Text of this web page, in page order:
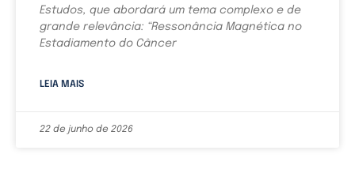
Estudos, que abordará um tema complexo e de
grande relevância: “Ressonância Magnética no
Estadiamento do Câncer
LEIA MAIS
22 de junho de 2026